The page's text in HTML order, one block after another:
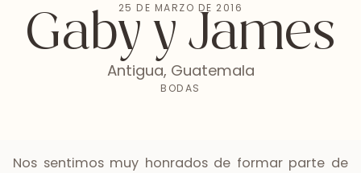
25 DE MARZO DE 2016
Gaby y James
Antigua, Guatemala
BODAS
Nos sentimos muy honrados de formar parte de